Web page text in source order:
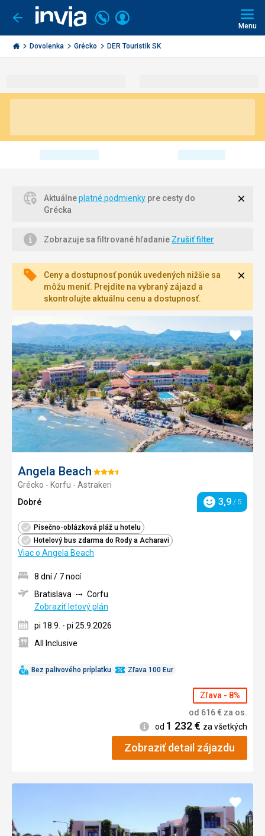
Ísť
späť
Invia.sk
Volajte
+421
2
3221
Prihlásiť
Menu
Dovolenka Grécko DER Touristik SK
Aktuálneplatné podmienky pre cesty do
Grécka
Zobrazuje sa filtrované hľadanie Zrušiť filter
Ceny a dostupnosť ponúk uvedených nižšie sa
môžu meniť. Prejdite na vybraný zájazd a
skontrolujte aktuálnu cenu a dostupnosť.
Angela Beach Hodnotenie:
3.5/5
Grécko - Korfu - Astrakeri
Dobré
Hodnotenie
3,9 / 5
Písečno-oblázková pláž u hotelu
Hotelový bus zdarma do Rody a Acharavi
Viac o Angela Beach
Pridať
do
Bez palivového príplatku Zľava 100 Eur
8 dní / 7 nocí
Bratislava
Corfu
Zobraziť letový plán
pi 18.9. - pi 25.9.2026
All Inclusive
Zľava - 8%
od 616€ za os.
Informácie
od 1 232€ za všetkých
Zobraziť detail zájazdu
Pridať
do